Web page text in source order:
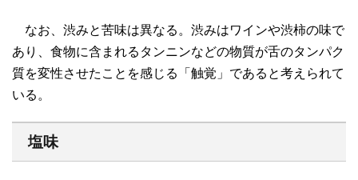
なお、渋みと苦味は異なる。渋みはワインや渋柿の味で
あり、食物に含まれるタンニンなどの物質が舌のタンパク
質を変性させたことを感じる「触覚」であると考えられて
いる。
塩味